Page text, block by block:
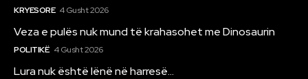
KRYESORE 4 Gusht 2026
Veza e pulës nuk mund të krahasohet me Dinosaurin
POLITIKË 4 Gusht 2026
Lura nuk është lënë në harresë…